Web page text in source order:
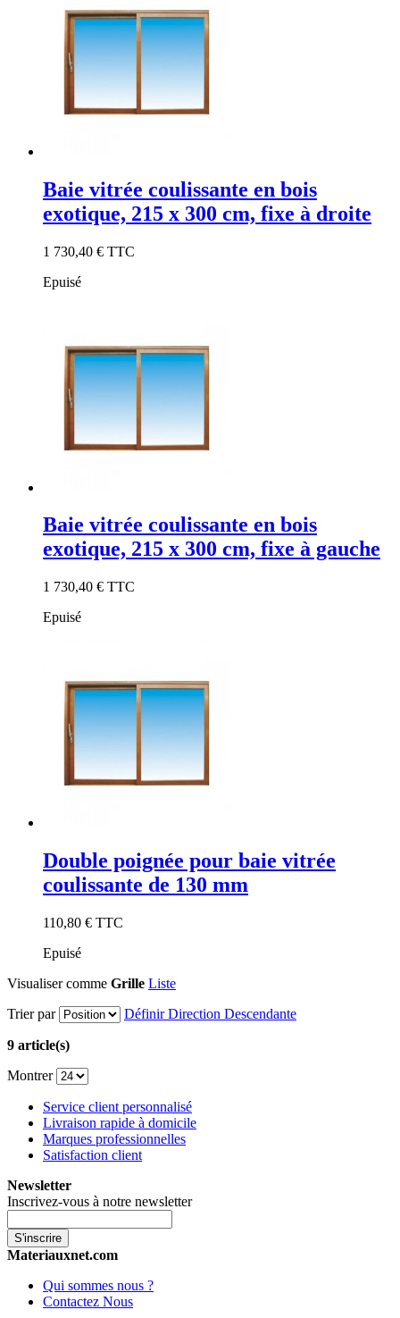
Baie vitrée coulissante en bois
exotique, 215 x 300 cm, fixe à droite
1 730,40 € TTC
Epuisé
Baie vitrée coulissante en bois
exotique, 215 x 300 cm, fixe à gauche
1 730,40 € TTC
Epuisé
Double poignée pour baie vitrée
coulissante de 130 mm
110,80 € TTC
Epuisé
Visualiser comme Grille Liste
Trier par
Définir Direction Descendante
9 article(s)
Montrer
Service client personnalisé
Livraison rapide à domicile
Marques professionnelles
Satisfaction client
Newsletter
Inscrivez-vous à notre newsletter
S'inscrire
Materiauxnet.com
Qui sommes nous ?
Contactez Nous